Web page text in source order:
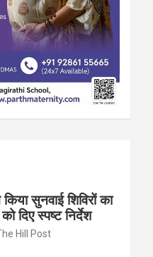
सुनवाई शिविरों का
दिए स्पष्ट निर्देश
Hill Post